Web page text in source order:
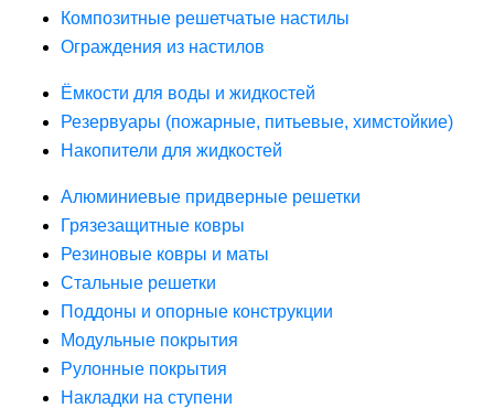
Композитные решетчатые настилы
Ограждения из настилов
Ёмкости для воды и жидкостей
Резервуары (пожарные, питьевые, химстойкие)
Накопители для жидкостей
Алюминиевые придверные решетки
Грязезащитные ковры
Резиновые ковры и маты
Стальные решетки
Поддоны и опорные конструкции
Модульные покрытия
Рулонные покрытия
Накладки на ступени